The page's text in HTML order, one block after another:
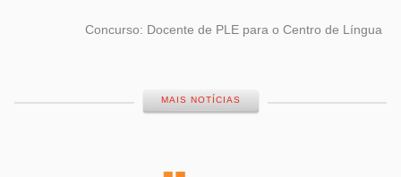
Concurso: Docente de PLE para o Centro de Língua
MAIS NOTÍCIAS